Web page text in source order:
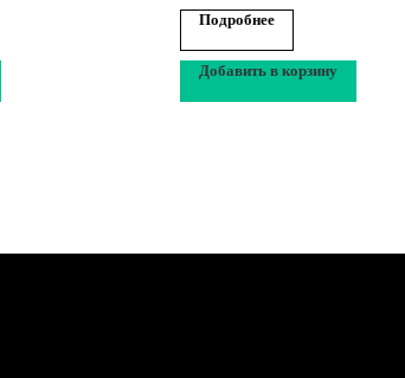
Подробнее
Добавить в корзину